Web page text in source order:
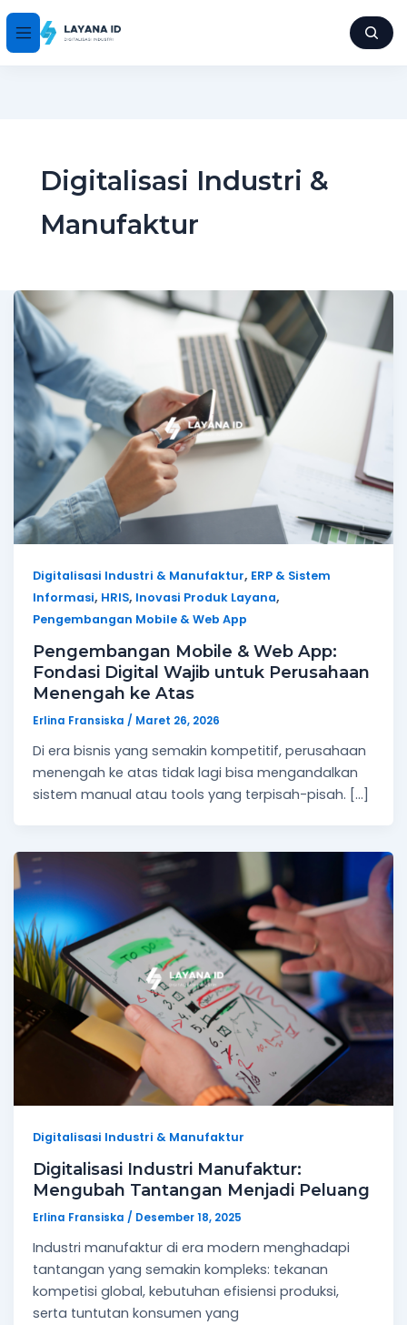
Digitalisasi Industri &
Manufaktur
Digitalisasi Industri & Manufaktur, ERP & Sistem
Informasi, HRIS, Inovasi Produk Layana,
Pengembangan Mobile & Web App
Pengembangan Mobile & Web App:
Fondasi Digital Wajib untuk Perusahaan
Menengah ke Atas
Erlina Fransiska / Maret 26, 2026
Di era bisnis yang semakin kompetitif, perusahaan
menengah ke atas tidak lagi bisa mengandalkan
sistem manual atau tools yang terpisah-pisah. […]
Digitalisasi Industri & Manufaktur
Digitalisasi Industri Manufaktur:
Mengubah Tantangan Menjadi Peluang
Erlina Fransiska / Desember 18, 2025
Industri manufaktur di era modern menghadapi
tantangan yang semakin kompleks: tekanan
kompetisi global, kebutuhan efisiensi produksi,
serta tuntutan konsumen yang